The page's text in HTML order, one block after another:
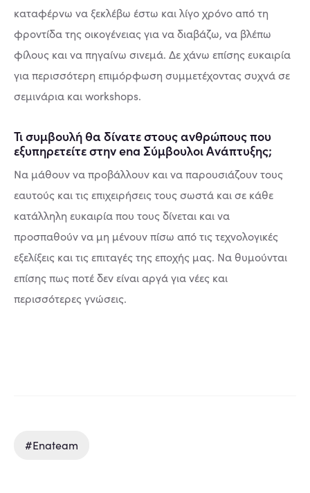
καταφέρνω να ξεκλέβω έστω και λίγο χρόνο από τη
φροντίδα της οικογένειας για να διαβάζω, να βλέπω
φίλους και να πηγαίνω σινεμά. Δε χάνω επίσης ευκαιρία
για περισσότερη επιμόρφωση συμμετέχοντας συχνά σε
σεμινάρια και workshops.
Τι συμβουλή θα δίνατε στους ανθρώπους που
εξυπηρετείτε στην ena Σύμβουλοι Ανάπτυξης;
Να μάθουν να προβάλλουν και να παρουσιάζουν τους
εαυτούς και τις επιχειρήσεις τους σωστά και σε κάθε
κατάλληλη ευκαιρία που τους δίνεται και να
προσπαθούν να μη μένουν πίσω από τις τεχνολογικές
εξελίξεις και τις επιταγές της εποχής μας. Να θυμούνται
επίσης πως ποτέ δεν είναι αργά για νέες και
περισσότερες γνώσεις.
#enateam